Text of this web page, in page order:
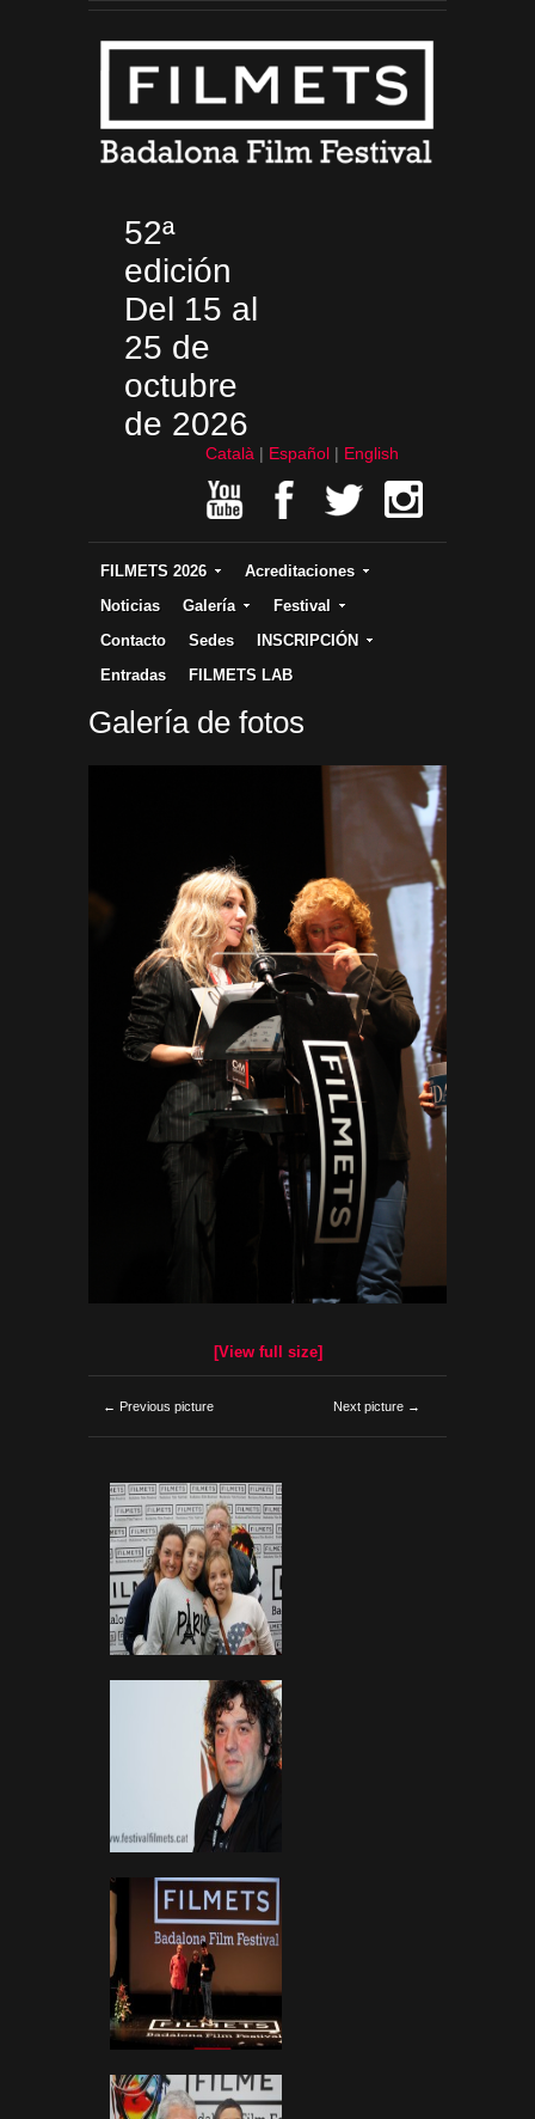
52ª
edición
Del 15 al
25 de
octubre
de 2026
Català Español English
FILMETS 2026
Acreditaciones
Noticias
Galería
Festival
Contacto
Sedes
INSCRIPCIÓN
Entradas
FILMETS LAB
Galería de fotos
[View full size]
← Previous picture Next picture →